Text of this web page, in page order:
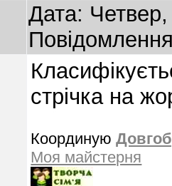
Дата:
стрічка на
Координую
Моя майстерня